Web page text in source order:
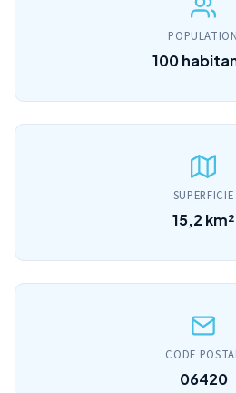
POPULATION
100
SUPERFICIE
15,2 km²
CODE
06420